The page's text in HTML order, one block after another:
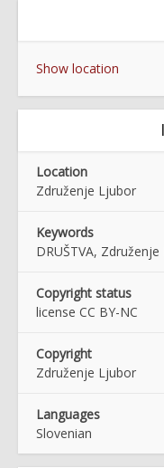
Show location
Location
Združenje Ljubor
Keywords
DRUŠTVA,
Copyright status
license CC BY-NC
Copyright
Združenje Ljubor
Languages
Slovenian